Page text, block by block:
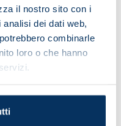
il nostro sito con i
dei dati web,
combinarle
loro o che hanno
group while